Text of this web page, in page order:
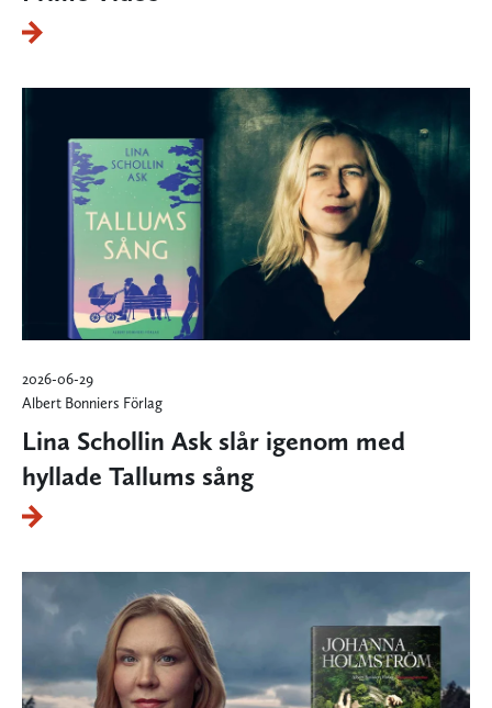
2026-06-29
Albert Bonniers Förlag
Lina Schollin Ask slår igenom med
hyllade Tallums sång